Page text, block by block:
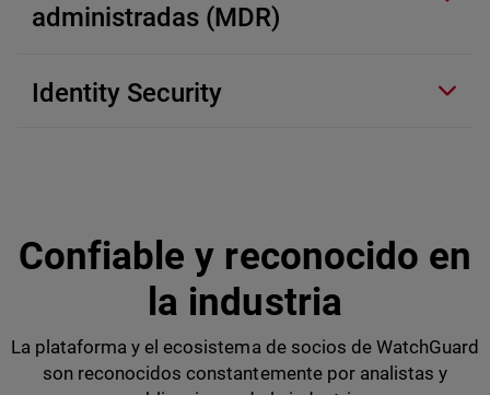
administradas (MDR)
Identity Security
Confiable y reconocido en
la industria
La plataforma y el ecosistema de socios de WatchGuard
son reconocidos constantemente por analistas y